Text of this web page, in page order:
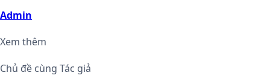
Admin
Xem thêm
Chủ đề cùng Tác giả